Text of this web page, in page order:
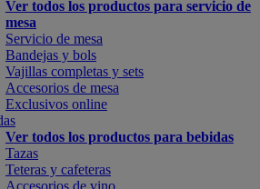
Ver todos los productos para servicio de
mesa
Servicio de mesa
Bandejas y bols
Vajillas completas y sets
Accesorios de mesa
Exclusivos online
Ver todos los productos para bebidas
Tazas
Teteras y cafeteras
Accesorios de vino